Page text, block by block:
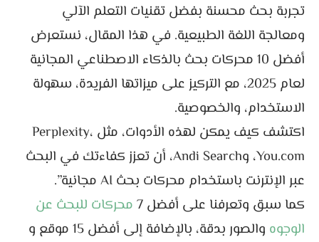
تجربة بحث محسنة بفضل تقنيات التعلم الآلي
ومعالجة اللغة الطبيعية. في هذا المقال، نستعرض
أفضل 10 محركات بحث بالذكاء الاصطناعي المجانية
لعام 2025، مع التركيز على ميزاتها الفريدة، سهولة
الاستخدام، والخصوصية.
اكتشف كيف يمكن لهذه الأدوات، مثل Perplexity،
You.com، وAndi Search، أن تعزز كفاءتك في البحث
عبر الإنترنت باستخدام محركات بحث AI مجانية”.
كما سبق وتعرفنا على أفضل 7
محركات للبحث عن
الوجوه والصور بدقة، بالإضافة إلى أفضل 15 موقع و